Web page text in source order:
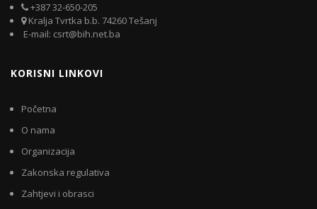
+387 32-650-205
Kralja Tvrtka b.b. 74260 Tešanj
E-mail: csrt@bih.net.ba
KORISNI LINKOVI
Početna
O nama
Organizacija
Zakonska regulativa
Zahtjevi i obrasci